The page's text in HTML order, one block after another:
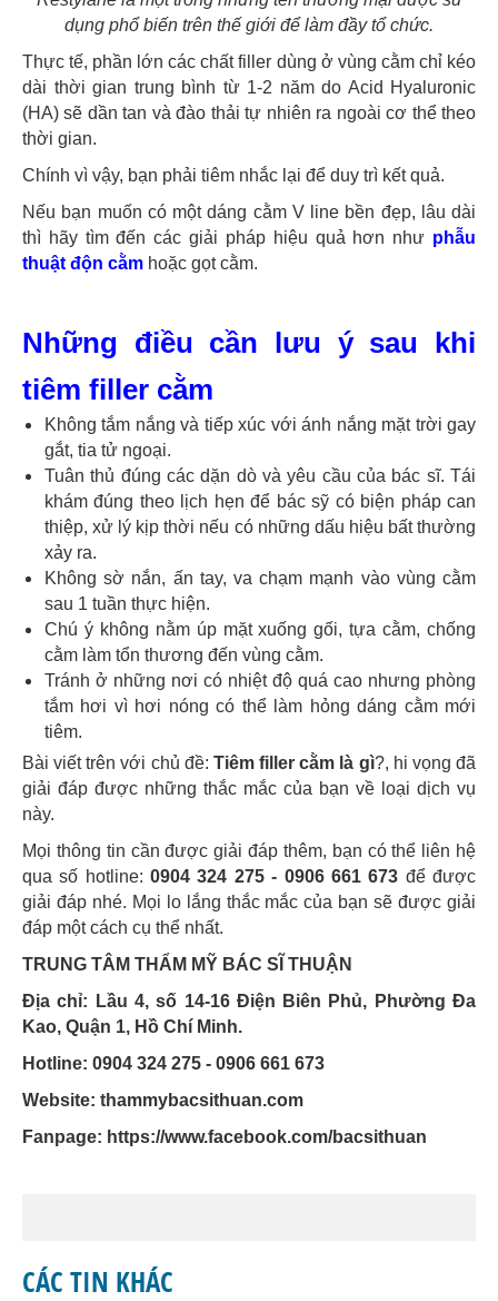
dụng phổ biến trên thế giới để làm đầy tổ chức.
Thực tế, phần lớn các chất filler dùng ở vùng cằm chỉ kéo
dài thời gian trung bình từ 1-2 năm do Acid Hyaluronic
(HA) sẽ dần tan và đào thải tự nhiên ra ngoài cơ thể theo
thời gian.
Chính vì vậy, bạn phải tiêm nhắc lại để duy trì kết quả.
Nếu bạn muốn có một dáng cằm V line bền đẹp, lâu dài
thì hãy tìm đến các giải pháp hiệu quả hơn như phẫu
thuật độn cằm hoặc gọt cằm.
Những điều cần lưu ý sau khi
tiêm filler cằm
Không tắm nắng và tiếp xúc với ánh nắng mặt trời gay
gắt, tia tử ngoại.
Tuân thủ đúng các dặn dò và yêu cầu của bác sĩ. Tái
khám đúng theo lịch hẹn để bác sỹ có biện pháp can
thiệp, xử lý kịp thời nếu có những dấu hiệu bất thường
xảy ra.
Không sờ nắn, ấn tay, va chạm mạnh vào vùng cằm
sau 1 tuần thực hiện.
Chú ý không nằm úp mặt xuống gối, tựa cằm, chống
cằm làm tổn thương đến vùng cằm.
Tránh ở những nơi có nhiệt độ quá cao nhưng phòng
tắm hơi vì hơi nóng có thể làm hỏng dáng cằm mới
tiêm.
Bài viết trên với chủ đề: Tiêm filler cằm là gì?, hi vọng đã
giải đáp được những thắc mắc của bạn về loại dịch vụ
này.
Mọi thông tin cần được giải đáp thêm, bạn có thể liên hệ
qua số hotline:0904 324 275 - 0906 661 673 để được
giải đáp nhé. Mọi lo lắng thắc mắc của bạn sẽ được giải
đáp một cách cụ thể nhất.
TRUNG TÂM THẨM MỸ BÁC SĨ THUẬN
Địa chỉ: Lầu 4, số 14-16 Điện Biên Phủ, Phường Đa
Kao, Quận 1, Hồ Chí Minh.
Hotline: 0904 324 275 - 0906 661 673
Website: thammybacsithuan.com
Fanpage: https://www.facebook.com/bacsithuan
CÁC TIN KHÁC